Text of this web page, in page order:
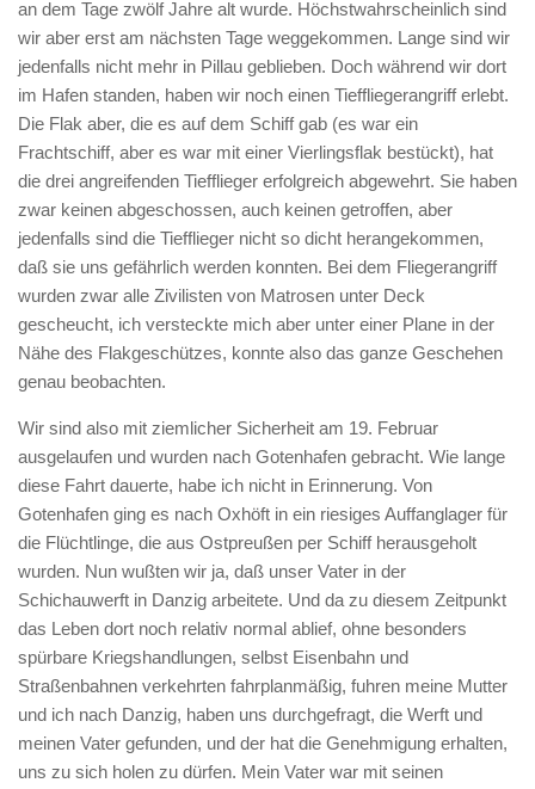
an dem Tage zwölf Jahre alt wurde. Höchstwahrscheinlich sind
wir aber erst am nächsten Tage weggekommen. Lange sind wir
jedenfalls nicht mehr in Pillau geblieben. Doch während wir dort
im Hafen standen, haben wir noch einen Tieffliegerangriff erlebt.
Die Flak aber, die es auf dem Schiff gab (es war ein
Frachtschiff, aber es war mit einer Vierlingsflak bestückt), hat
die drei angreifenden Tiefflieger erfolgreich abgewehrt. Sie haben
zwar keinen abgeschossen, auch keinen getroffen, aber
jedenfalls sind die Tiefflieger nicht so dicht herangekommen,
daß sie uns gefährlich werden konnten. Bei dem Fliegerangriff
wurden zwar alle Zivilisten von Matrosen unter Deck
gescheucht, ich versteckte mich aber unter einer Plane in der
Nähe des Flakgeschützes, konnte also das ganze Geschehen
genau beobachten.
Wir sind also mit ziemlicher Sicherheit am 19. Februar
ausgelaufen und wurden nach Gotenhafen gebracht. Wie lange
diese Fahrt dauerte, habe ich nicht in Erinnerung. Von
Gotenhafen ging es nach Oxhöft in ein riesiges Auffanglager für
die Flüchtlinge, die aus Ostpreußen per Schiff herausgeholt
wurden. Nun wußten wir ja, daß unser Vater in der
Schichauwerft in Danzig arbeitete. Und da zu diesem Zeitpunkt
das Leben dort noch relativ normal ablief, ohne besonders
spürbare Kriegshandlungen, selbst Eisenbahn und
Straßenbahnen verkehrten fahrplanmäßig, fuhren meine Mutter
und ich nach Danzig, haben uns durchgefragt, die Werft und
meinen Vater gefunden, und der hat die Genehmigung erhalten,
uns zu sich holen zu dürfen. Mein Vater war mit seinen